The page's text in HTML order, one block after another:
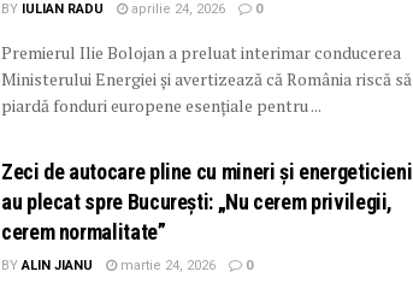
BY IULIAN RADU aprilie 24, 2026 0
Premierul Ilie Bolojan a preluat interimar conducerea
Ministerului Energiei și avertizează că România riscă să
piardă fonduri europene esențiale pentru ...
Zeci de autocare pline cu mineri și energeticieni
au plecat spre București: „Nu cerem privilegii,
cerem normalitate”
BY ALIN JIANU martie 24, 2026 0